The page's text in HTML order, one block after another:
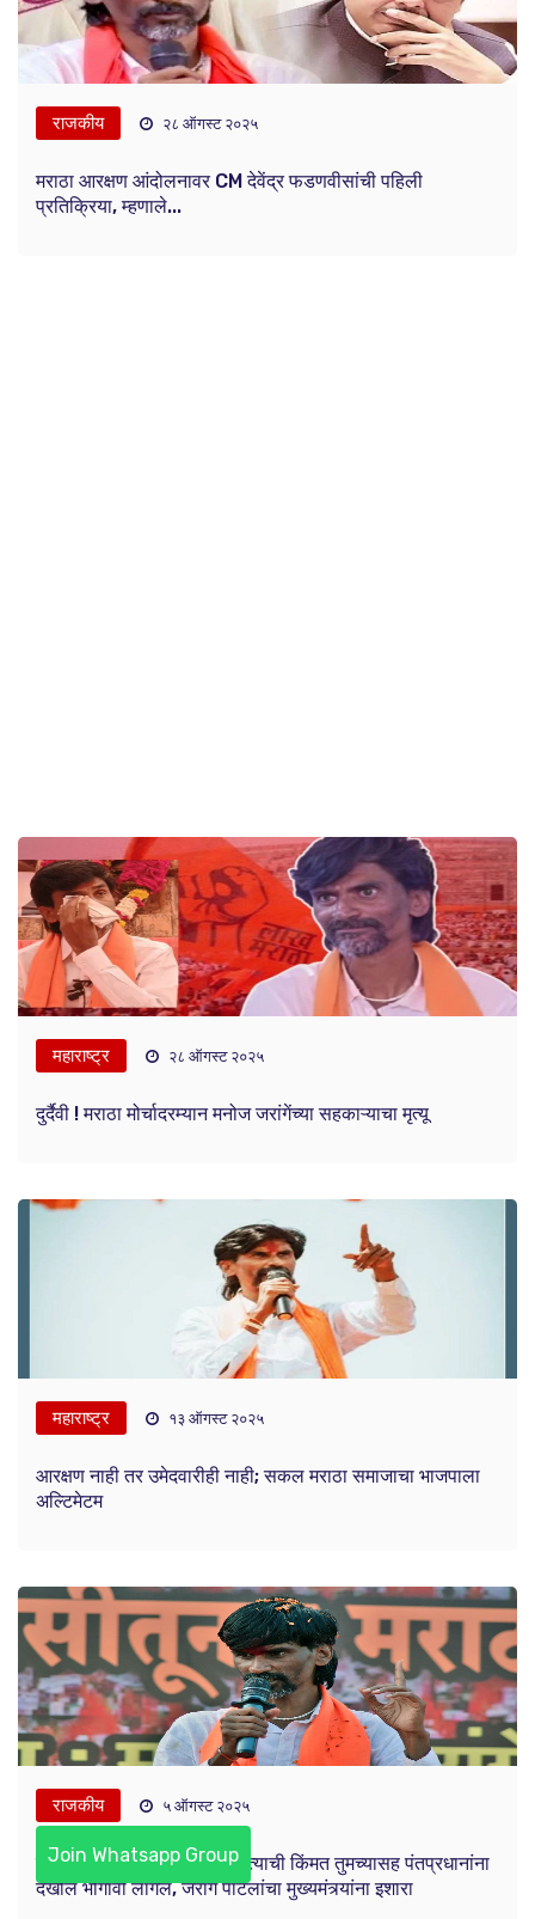
राजकीय २८ ऑगस्ट २०२५
मराठा आरक्षण आंदोलनावर CM देवेंद्र फडणवीसांची पहिली
प्रतिक्रिया, म्हणाले...
महाराष्ट्र २८ ऑगस्ट २०२५
दुर्दैवी ! मराठा मोर्चादरम्यान मनोज जरांगेंच्या सहकाऱ्याचा मृत्यू
महाराष्ट्र १३ ऑगस्ट २०२५
आरक्षण नाही तर उमेदवारीही नाही; सकल मराठा समाजाचा भाजपाला
अल्टिमेटम
राजकीय ५ ऑगस्ट २०२५
काही भानगड करायला जाल तर त्याची किंमत तुमच्यासह पंतप्रधानांना
देखील भोगावी लागेल, जरांगे पाटलांचा मुख्यमंत्र्यांना इशारा
Join Whatsapp Group